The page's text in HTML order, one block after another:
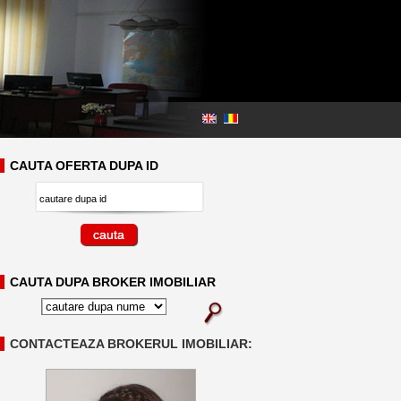
500 euro
CAUTA OFERTA DUPA ID
CAUTA DUPA BROKER IMOBILIAR
CONTACTEAZA BROKERUL IMOBILIAR: